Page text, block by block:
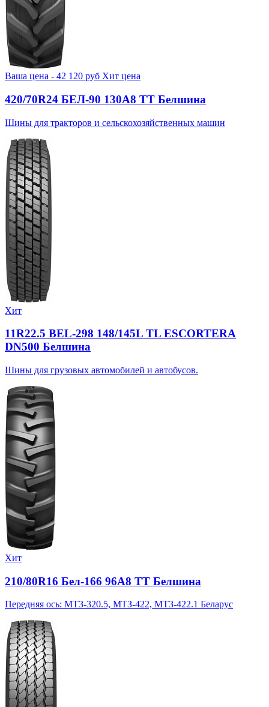
Ваша цена - 42 120 руб Хит цена
420/70R24 БЕЛ-90 130А8 TT Белшина
Шины для тракторов и сельскохозяйственных машин
Хит
11R22.5 BEL-298 148/145L TL ESCORTERA
DN500 Белшина
Шины для грузовых автомобилей и автобусов.
Хит
210/80R16 Бел-166 96A8 TT Белшина
Передняя ось: МТЗ-320.5, МТЗ-422, МТЗ-422.1 Беларус